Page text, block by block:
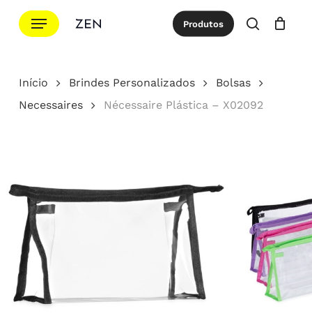
para
principal
Menu Produtos
procurar
Cotação Close
Início Brindes Personalizados
Bolsas
Necessaires
Nécessaire Plástica – X02092